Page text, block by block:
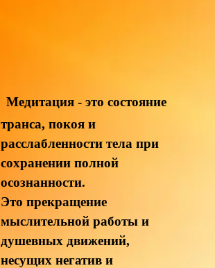
Медитация - это состояние
транса, покоя и
расслабленности тела при
сохранении полной
осознанности.
Это прекращение
мыслительной работы и
душевных движений,
несущих негатив и